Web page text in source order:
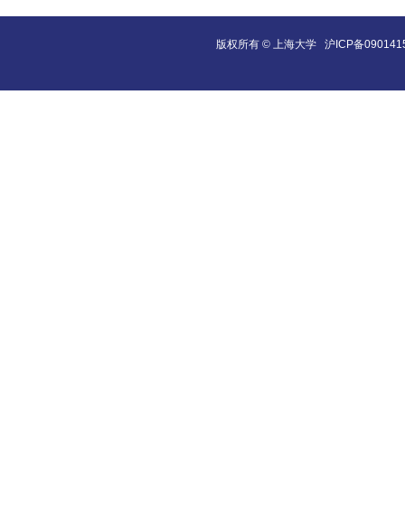
版权所有 © 上海大学 沪ICP备